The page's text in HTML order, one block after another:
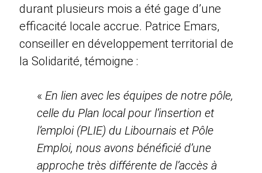
durant plusieurs mois a été gage d’une
efficacité locale accrue. Patrice Emars,
conseiller en développement territorial de
la Solidarité, témoigne :
«En lien avec les équipes de notre pôle,
celle du Plan local pour l’insertion et
l’emploi (PLIE) du Libournais et Pôle
Emploi, nous avons bénéficié d’une
approche très différente de l’accès à